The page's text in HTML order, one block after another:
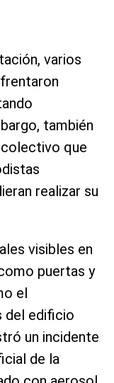
varios
también
que
realizar su
visibles en
puertas y
el
del edificio
un incidente
de la